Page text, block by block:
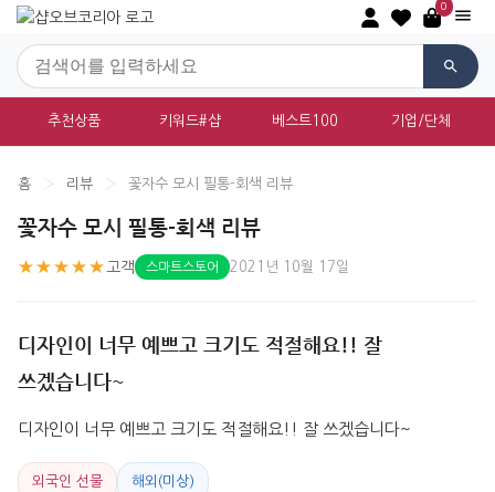
0
추천상품 키워드#샵 베스트100 기업/단체
홈 › 리뷰 › 꽃자수 모시 필통-회색 리뷰
꽃자수 모시 필통-회색 리뷰
★★★★★ 고객 스마트스토어 2021년 10월 17일
디자인이 너무 예쁘고 크기도 적절해요!! 잘
쓰겠습니다~
디자인이 너무 예쁘고 크기도 적절해요!! 잘 쓰겠습니다~
외국인 선물 해외(미상)